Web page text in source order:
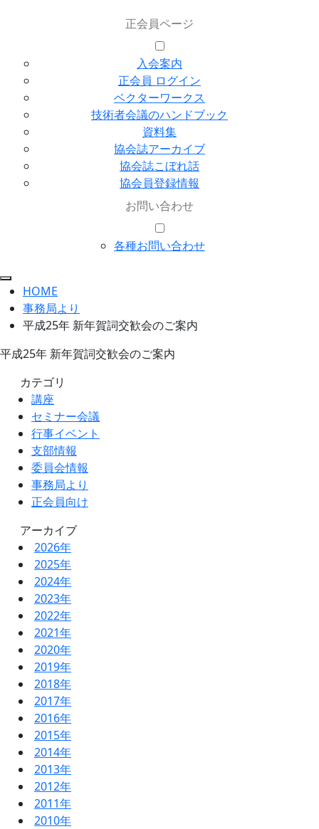
正会員ページ
入会案内
正会員 ログイン
ベクターワークス
技術者会議のハンドブック
資料集
協会誌アーカイブ
協会誌こぼれ話
協会員登録情報
お問い合わせ
各種お問い合わせ
HOME
事務局より
平成25年 新年賀詞交歓会のご案内
平成25年 新年賀詞交歓会のご案内
カテゴリ
講座
セミナー会議
行事イベント
支部情報
委員会情報
事務局より
正会員向け
アーカイブ
2026年
2025年
2024年
2023年
2022年
2021年
2020年
2019年
2018年
2017年
2016年
2015年
2014年
2013年
2012年
2011年
2010年